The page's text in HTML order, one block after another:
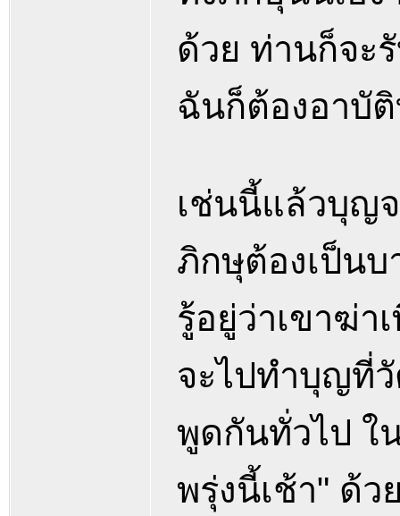
ด้วย ท่านก็จะ
ฉันก็ต้องอาบั
เช่นนี้แล้วบุญจ
ภิกษุต้องเป็น
รู้อยู่ว่าเขาฆ่า
จะไปทำบุญที่
พูดกันทั่วไป ใ
พรุ่งนี้เช้า" ด้ว